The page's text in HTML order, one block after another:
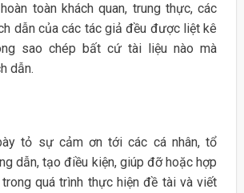
toàn khách quan, trung thực, các
dẫn của các tác giả đều được liệt kê
sao chép bất cứ tài liệu nào mà
dẫn.
tỏ sự cảm ơn tới các cá nhân, tổ
dẫn, tạo điều kiện, giúp đỡ hoặc hợp
quá trình thực hiện đề tài và viết